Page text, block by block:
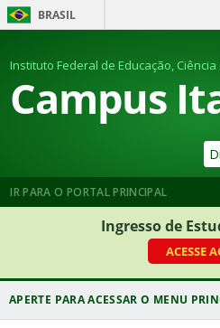
BRASIL
Instituto Federal de Educação,
Campus
IR PARA O PORTAL PRINCIPAL
Ingresso de
ACESSE